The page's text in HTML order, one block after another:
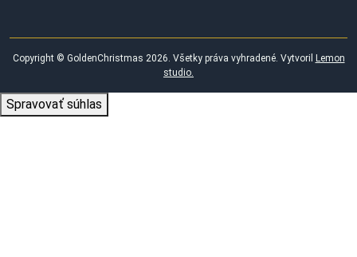
Copyright © GoldenChristmas 2026. Všetky práva vyhradené. Vytvoril
Lemon
studio.
Spravovať súhlas